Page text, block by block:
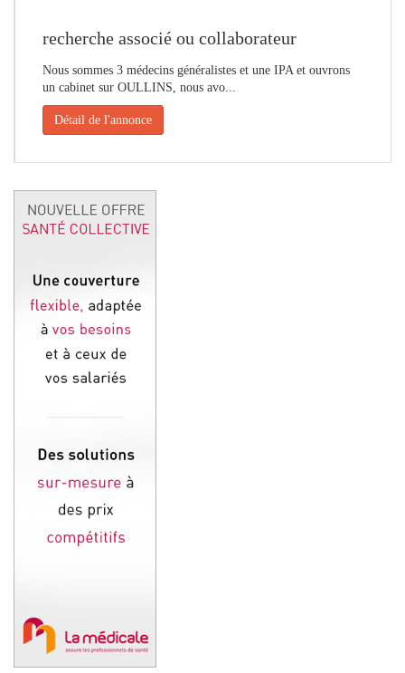
recherche associé ou collaborateur
Nous sommes 3 médecins généralistes et une IPA et ouvrons
un cabinet sur OULLINS, nous avo...
Détail de l'annonce